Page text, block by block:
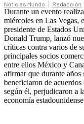
Noticias Mundo Redacción
Durante un evento
miércoles en Las Vegas,
presidente de Estados
Donald Trump, lanzó
críticas contra varios de
principales socios
entre ellos México y
afirmar que durante años
beneficiaron de acuerdos
según él, perjudicaron a
economía